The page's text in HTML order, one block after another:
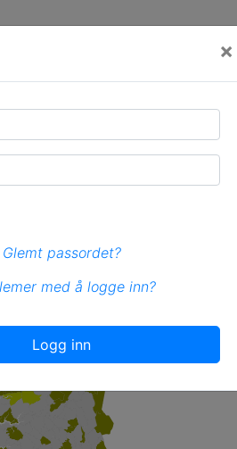
×
Glemt passordet?
med å logge inn?
Logg inn